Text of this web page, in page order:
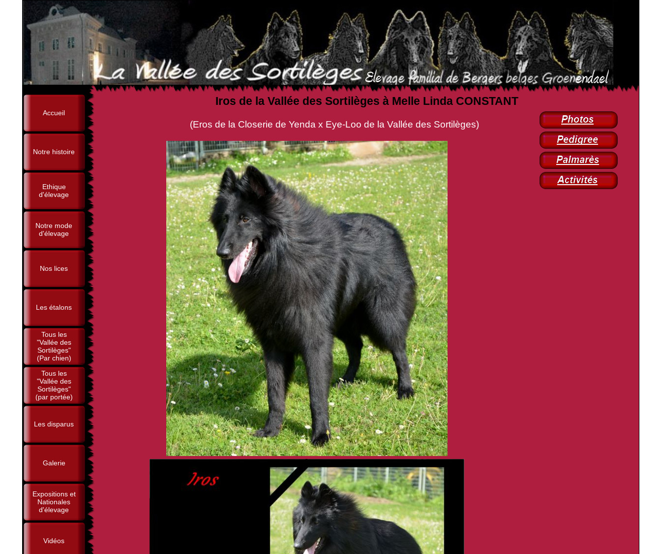
Accueil
Notre histoire
Ethique
d'élevage
Notre mode
d'élevage
Nos lices
Les étalons
Tous les
"Vallée des
Sortilèges"
(Par chien)
Tous les
"Vallée des
Sortilèges"
(par portée)
Les disparus
Galerie
Expositions et
Nationales
d'élevage
Vidéos
Iros de la Vallée des Sortilèges à Melle Linda CONSTANT
(Eros de la Closerie de Yenda x Eye-Loo de la Vallée des Sortilèges)